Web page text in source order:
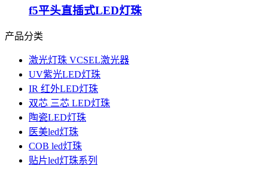
f5平头直插式LED灯珠
产品分类
激光灯珠 VCSEL激光器
UV紫光LED灯珠
IR 红外LED灯珠
双芯 三芯 LED灯珠
陶瓷LED灯珠
医美led灯珠
COB led灯珠
贴片led灯珠系列